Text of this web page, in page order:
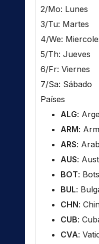
2/Mo: Lunes
3/Tu: Martes
4/We:
5/Th: Jueves
6/Fr: Viernes
7/Sa: Sábado
Países
ALG:
ARM:
ARS:
AUS:
BOT:
BUL:
CHN:
CUB:
CVA: